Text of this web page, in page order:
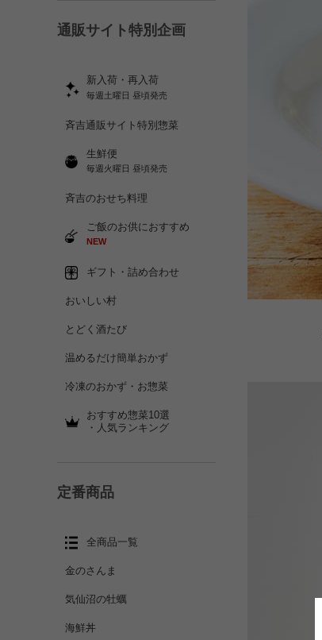
通販サイト特別企画
新入荷・再入荷
毎週土曜日 昼頃発売
斉吉通販サイト特別惣菜
生鮮便
毎週火曜日 昼頃発売
斉吉のおせち料理
ご飯のお供におすすめ
NEW
ギフト・詰め合わせ
おいしい村
とどく酒たび
温めるだけ簡単おかず
冷凍のおかず・お惣菜
おすすめ惣菜10選
・人気ランキング
定番商品
全商品一覧
金のさんま
気仙沼の牡蠣
海鮮丼